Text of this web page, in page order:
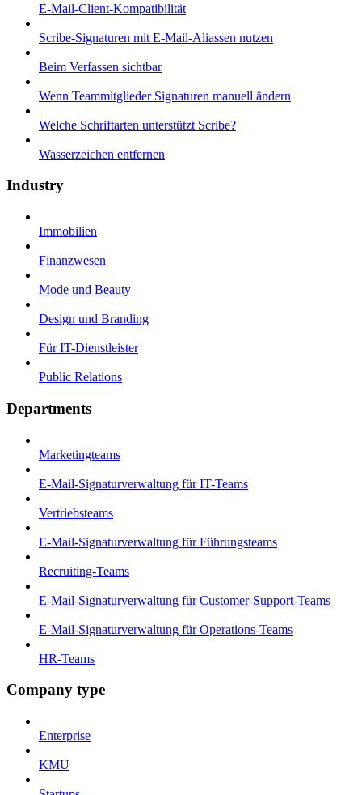
E-Mail-Client-Kompatibilität
Scribe-Signaturen mit E-Mail-Aliassen nutzen
Beim Verfassen sichtbar
Wenn Teammitglieder Signaturen manuell ändern
Welche Schriftarten unterstützt Scribe?
Wasserzeichen entfernen
Industry
Immobilien
Finanzwesen
Mode und Beauty
Design und Branding
Für IT-Dienstleister
Public Relations
Departments
Marketingteams
E-Mail-Signaturverwaltung für IT-Teams
Vertriebsteams
E-Mail-Signaturverwaltung für Führungsteams
Recruiting-Teams
E-Mail-Signaturverwaltung für Customer-Support-Teams
E-Mail-Signaturverwaltung für Operations-Teams
HR-Teams
Company type
Enterprise
KMU